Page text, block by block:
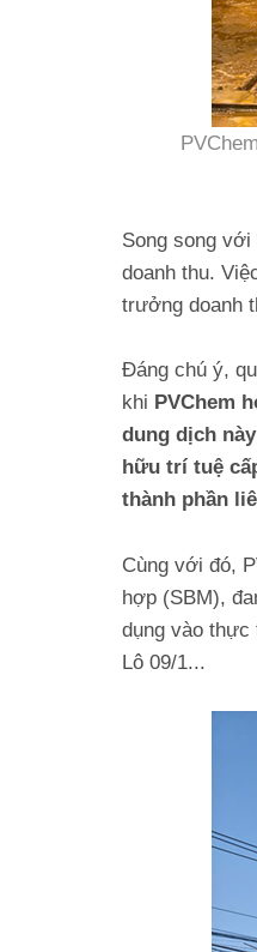
Song song
doanh thu.
trưởng doanh
Đáng chú ý,
khi PVChem
dung dịch
hữu trí tuệ
thành phần
Cùng với đó,
hợp (SBM),
dụng vào thực
Lô 09/1...